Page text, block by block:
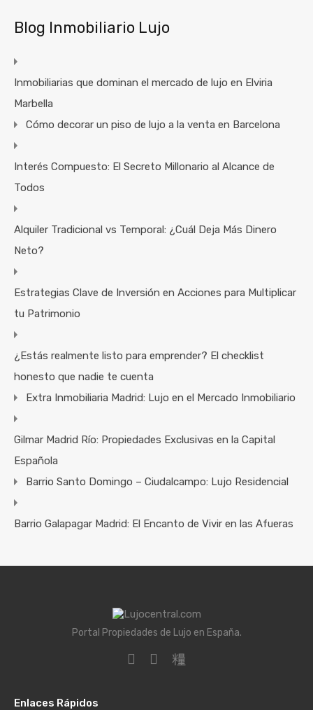
Blog Inmobiliario Lujo
Inmobiliarias que dominan el mercado de lujo en Elviria
Marbella
Cómo decorar un piso de lujo a la venta en Barcelona
Interés Compuesto: El Secreto Millonario al Alcance de
Todos
Alquiler Tradicional vs Temporal: ¿Cuál Deja Más Dinero
Neto?
Estrategias Clave de Inversión en Acciones para Multiplicar
tu Patrimonio
¿Estás realmente listo para emprender? El checklist
honesto que nadie te cuenta
Extra Inmobiliaria Madrid: Lujo en el Mercado Inmobiliario
Gilmar Madrid Río: Propiedades Exclusivas en la Capital
Española
Barrio Santo Domingo – Ciudalcampo: Lujo Residencial
Barrio Galapagar Madrid: El Encanto de Vivir en las Afueras
Portal Propiedades de Lujo en España.
Enlaces Rápidos